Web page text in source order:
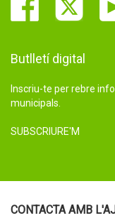
Butlletí digital
Inscriu-te per rebre
municipals.
SUBSCRIURE'M
CONTACTA AMB